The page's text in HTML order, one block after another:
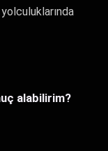
alabilirim?